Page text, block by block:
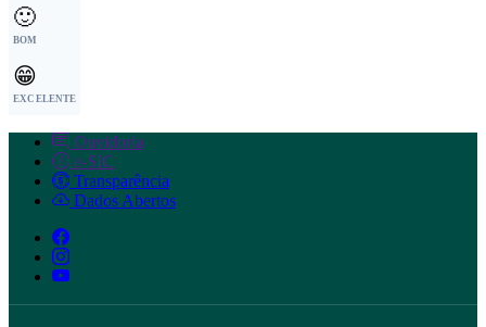
🙂
BOM
😁
EXCELENTE
Ouvidoria
e-SIC
Transparência
Dados Abertos